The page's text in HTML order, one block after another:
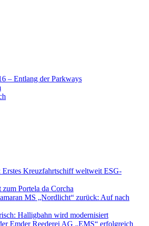
– Entlang der Parkways
Erstes Kreuzfahrtschiff weltweit ESG-
Portela da Corcha
MS „Nordlicht“ zurück: Auf nach
Halligbahn wird modernisiert
Emder Reederei AG „EMS“ erfolgreich